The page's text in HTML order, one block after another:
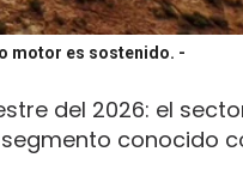
motor es sostenido. -
del 2026: el
conocido